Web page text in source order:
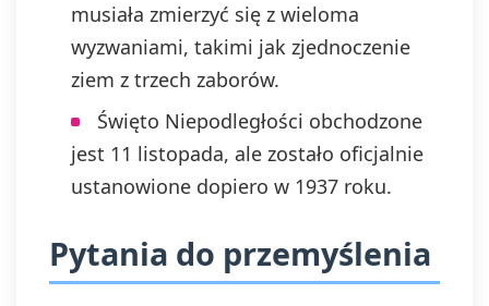
musiała zmierzyć się z wieloma
wyzwaniami, takimi jak zjednoczenie
ziem z trzech zaborów.
Święto Niepodległości obchodzone
jest 11 listopada, ale zostało oficjalnie
ustanowione dopiero w 1937 roku.
Pytania do przemyślenia